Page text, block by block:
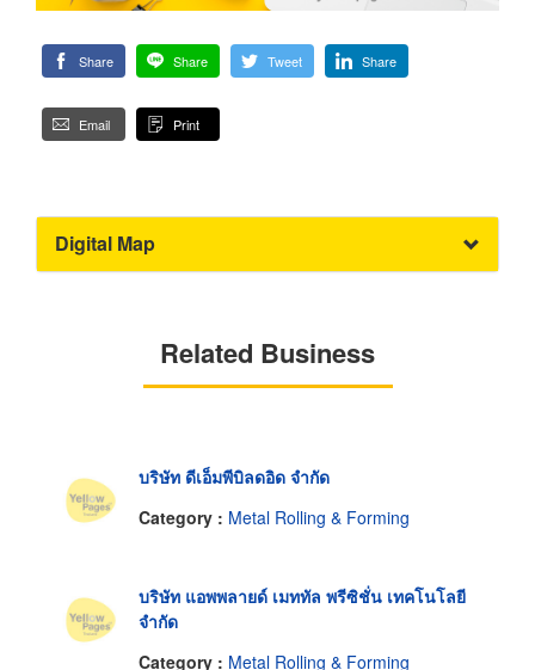
Share Share Tweet Share
Email Print
Digital Map
Related Business
บริษัท ดีเอ็มพีบิลดอิด จำกัด
Category : Metal Rolling & Forming
บริษัท แอพพลายด์ เมททัล พรีซิชั่น เทคโนโลยี
จำกัด
Category : Metal Rolling & Forming